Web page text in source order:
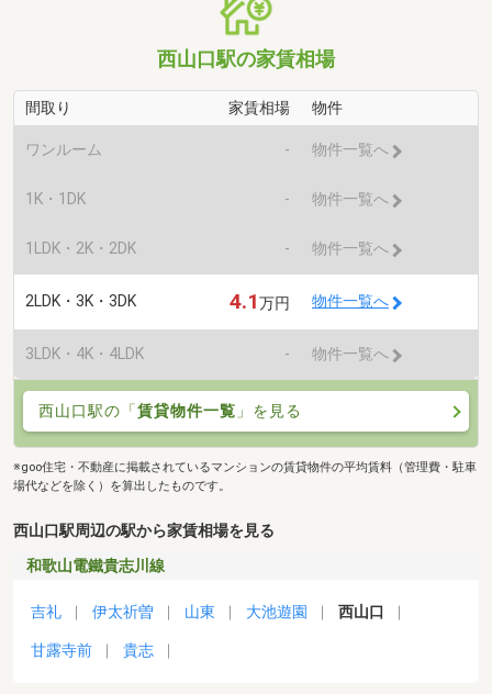
西山口駅の家賃相場
間取り 家賃相場 物件
ワンルーム - 物件一覧へ
1K・1DK - 物件一覧へ
1LDK・2K・2DK - 物件一覧へ
2LDK・3K・3DK 4.1万円 物件一覧へ
3LDK・4K・4LDK - 物件一覧へ
西山口駅の「賃貸物件一覧 」を見る
※goo住宅・不動産に掲載されているマンションの賃貸物件の平均賃料（管理費・駐車
場代などを除く）を算出したものです。
西山口駅周辺の駅から家賃相場を見る
和歌山電鐵貴志川線
吉礼 伊太祈曽 山東 大池遊園 西山口
甘露寺前 貴志